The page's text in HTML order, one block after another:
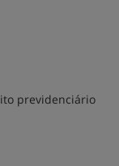
previdenciário